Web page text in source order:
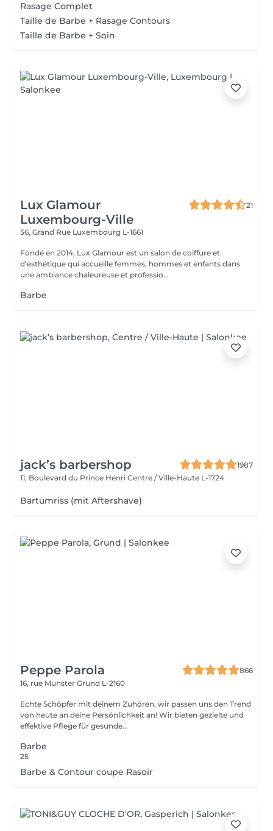
Rasage Complet
Taille de Barbe + Rasage Contours
Taille de Barbe + Soin
Lux Glamour
Luxembourg-Ville
21
56, Grand Rue Luxembourg L-1661
Fondé en 2014, Lux Glamour est un salon de coiffure et
d'esthétique qui accueille femmes, hommes et enfants dans
une ambiance chaleureuse et professio...
Barbe
jack’s barbershop
1987
11, Boulevard du Prince Henri Centre / Ville-Haute L-1724
Bartumriss (mit Aftershave)
Peppe Parola
866
16, rue Munster Grund L-2160
Echte Schöpfer mit deinem Zuhören, wir passen uns den Trend
von heute an deine Persönlichkeit an! Wir bieten gezielte und
effektive Pflege für gesunde...
Barbe
25
Barbe & Contour coupe Rasoir